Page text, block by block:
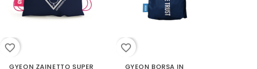
favorite_border
GYEON ZAINETTO SUPER
favorite_border
GYEON BORSA IN